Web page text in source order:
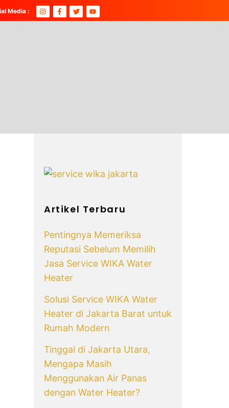
Media :
Artikel Terbaru
Pentingnya Memeriksa
Reputasi Sebelum Memilih
Jasa Service WIKA Water
Heater
Solusi Service WIKA Water
Heater di Jakarta Barat untuk
Rumah Modern
Tinggal di Jakarta Utara,
Mengapa Masih
Menggunakan Air Panas
dengan Water Heater?